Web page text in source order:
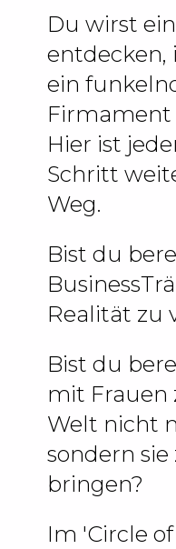
Du wirst
entdecken,
ein
Firmament
Hier ist
Schritt
Weg.
Bist du
Realität zu
Bist du
mit Frauen
Welt nicht
sondern
bringen?
Im 'Circle of